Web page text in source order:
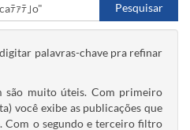
Pesquisar
palavras-chave pra refinar
são muito úteis. Com primeiro
você exibe as publicações que
Com o segundo e terceiro filtro